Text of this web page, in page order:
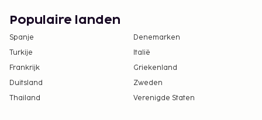
Populaire landen
Spanje
Denemarken
Turkije
Italië
Frankrijk
Griekenland
Duitsland
Zweden
Thailand
Verenigde Staten